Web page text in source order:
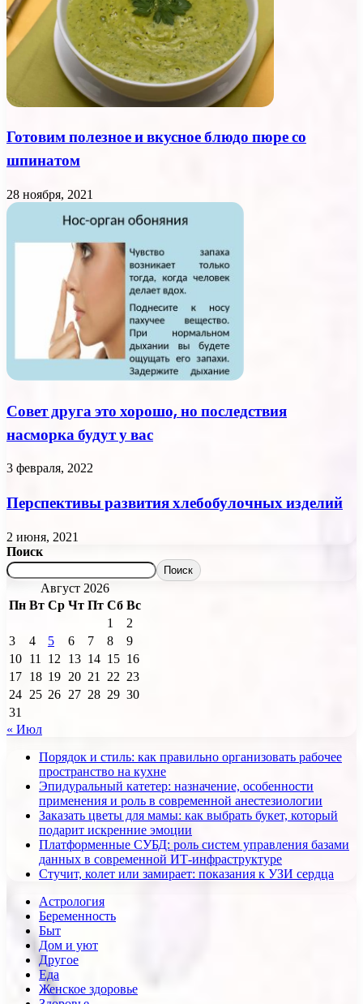
Готовим полезное и вкусное блюдо пюре со
шпинатом
28 ноября, 2021
Совет друга это хорошо, но последствия
насморка будут у вас
3 февраля, 2022
Перспективы развития хлебобулочных изделий
2 июня, 2021
Поиск
Поиск
Август 2026
Пн Вт Ср Чт Пт Сб Вс
1
2
3
4 5 6 7 8
9
10 11 12 13 14 15 16
17 18 19 20 21 22 23
24 25 26 27 28 29 30
31
« Июл
Порядок и стиль: как правильно организовать рабочее
пространство на кухне
Эпидуральный катетер: назначение, особенности
применения и роль в современной анестезиологии
Заказать цветы для мамы: как выбрать букет, который
подарит искренние эмоции
Платформенные СУБД: роль систем управления базами
данных в современной ИТ-инфраструктуре
Стучит, колет или замирает: показания к УЗИ сердца
Астрология
Беременность
Быт
Дом и уют
Другое
Еда
Женское здоровье